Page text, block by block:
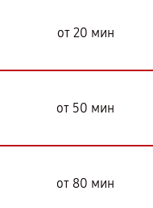
от 20 мин
от 50 мин
от 80 мин